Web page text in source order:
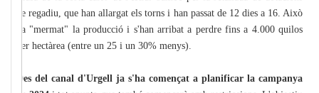
de regadiu, que han allargat els torns i han passat de 12 dies a 16. Això
ha "mermat" la producció i s'han arribat a perdre fins a 4.000 quilos
per hectàrea (entre un 25 i un 30% menys).
Des del canal d'Urgell ja s'ha començat a planificar la campanya